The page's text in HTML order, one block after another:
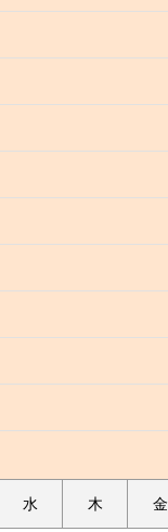
水 木 金